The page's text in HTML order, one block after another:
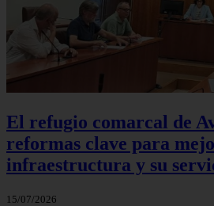
El refugio comarcal de
reformas clave para
infraestructura y su
15/07/2026